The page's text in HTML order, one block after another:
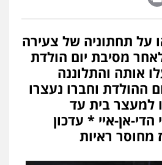
על תחתוניה של צעירה
מסיבת יום הולדת
אותה והתלוננה
ההולדת וחברו נעצרו
למעצר בית עד
אן-איי * עדכון